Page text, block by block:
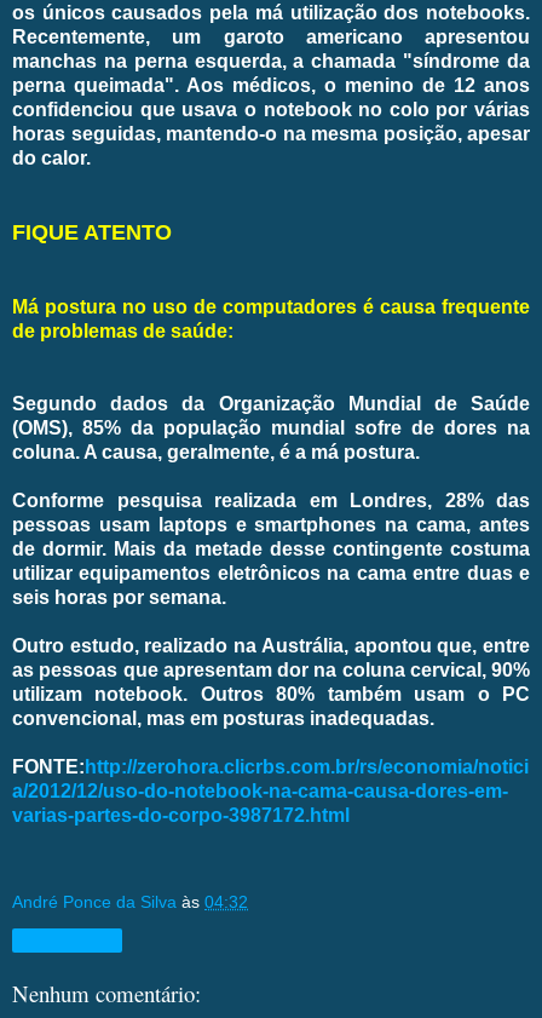
os únicos causados pela má utilização dos notebooks.
Recentemente, um garoto americano apresentou
manchas na perna esquerda, a chamada "síndrome da
perna queimada". Aos médicos, o menino de 12 anos
confidenciou que usava o notebook no colo por várias
horas seguidas, mantendo-o na mesma posição, apesar
do calor.
FIQUE ATENTO
Má postura no uso de computadores é causa frequente
de problemas de saúde:
Segundo dados da Organização Mundial de Saúde
(OMS), 85% da população mundial sofre de dores na
coluna. A causa, geralmente, é a má postura.
Conforme pesquisa realizada em Londres, 28% das
pessoas usam laptops e smartphones na cama, antes
de dormir. Mais da metade desse contingente costuma
utilizar equipamentos eletrônicos na cama entre duas e
seis horas por semana.
Outro estudo, realizado na Austrália, apontou que, entre
as pessoas que apresentam dor na coluna cervical, 90%
utilizam notebook. Outros 80% também usam o PC
convencional, mas em posturas inadequadas.
FONTE: http://zerohora.clicrbs.com.br/rs/economia/notici
a/2012/12/uso-do-notebook-na-cama-causa-dores-em-
varias-partes-do-corpo-3987172.html
André Ponce da Silva às 04:32
Nenhum comentário: